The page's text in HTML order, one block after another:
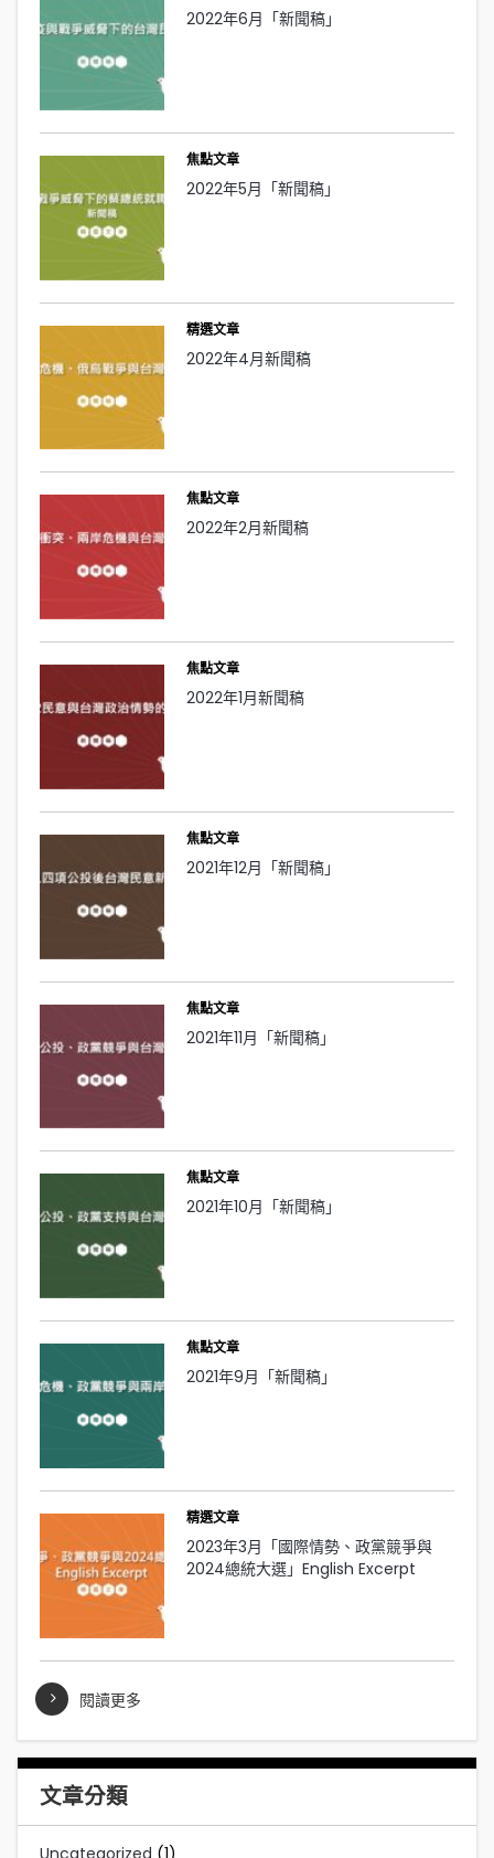
2022年6月「新聞稿」
焦點文章
2022年5月「新聞稿」
精選文章
2022年4月新聞稿
焦點文章
2022年2月新聞稿
焦點文章
2022年1月新聞稿
焦點文章
2021年12月「新聞稿」
焦點文章
2021年11月「新聞稿」
焦點文章
2021年10月「新聞稿」
焦點文章
2021年9月「新聞稿」
精選文章
2023年3月「國際情勢、政黨競爭與
2024總統大選」English Excerpt
閱讀更多
文章分類
Uncategorized (1)